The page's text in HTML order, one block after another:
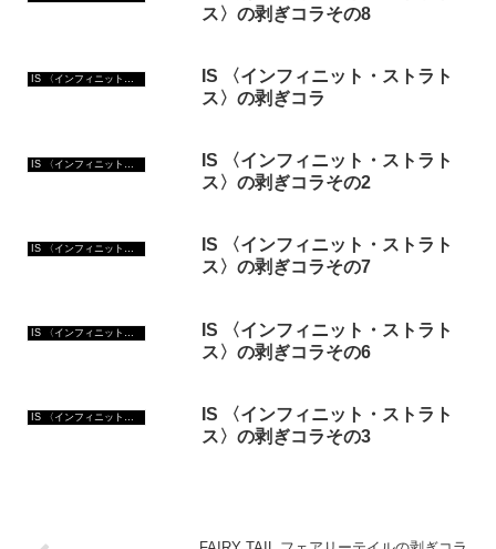
ス〉の剥ぎコラその8
IS 〈インフィニット・ストラトス〉
IS 〈インフィニット・ストラト
ス〉の剥ぎコラ
IS 〈インフィニット・ストラト
ス〉の剥ぎコラその2
IS 〈インフィニット・ストラト
ス〉の剥ぎコラその7
IS 〈インフィニット・ストラト
ス〉の剥ぎコラその6
IS 〈インフィニット・ストラト
ス〉の剥ぎコラその3